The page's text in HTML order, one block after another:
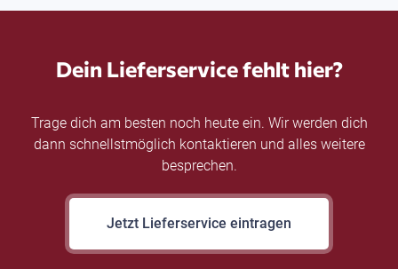
Dein Lieferservice fehlt hier?
Trage dich am besten noch heute ein. Wir werden dich
dann schnellstmöglich kontaktieren und alles weitere
besprechen.
Jetzt Lieferservice eintragen